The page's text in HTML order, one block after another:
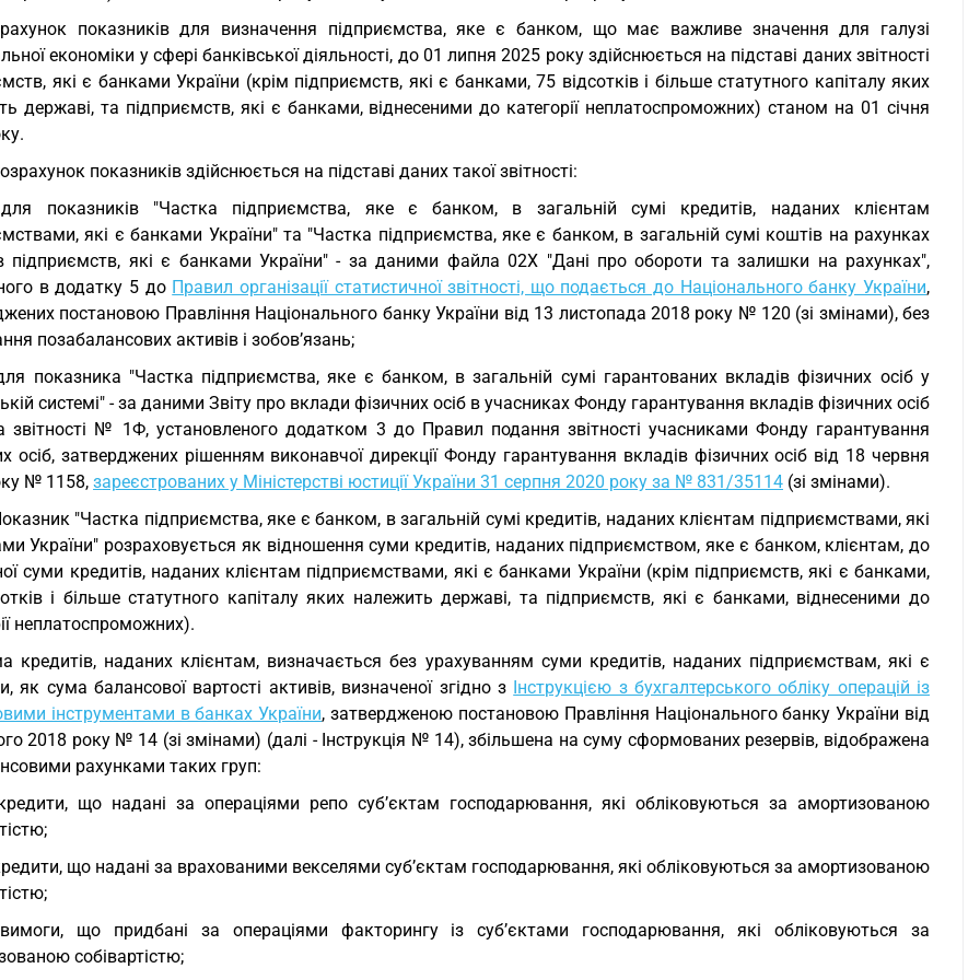
показників для визначення підприємства, яке є банком, що має важливе значення для галузі
економіки у сфері банківської діяльності, до 01 липня 2025 року здійснюється на підставі даних звітності
які є банками України (крім підприємств, які є банками, 75 відсотків і більше статутного капіталу яких
державі, та підприємств, які є банками, віднесеними до категорії неплатоспроможних) станом на 01 січня
показників здійснюється на підставі даних такої звітності:
показників "Частка підприємства, яке є банком, в загальній сумі кредитів, наданих клієнтам
які є банками України" та "Частка підприємства, яке є банком, в загальній сумі коштів на рахунках
підприємств, які є банками України" - за даними файла 02Х "Дані про обороти та залишки на рахунках",
в додатку 5 до Правил організації статистичної звітності, що подається до Національного банку України,
постановою Правління Національного банку України від 13 листопада 2018 року № 120 (зі змінами), без
позабалансових активів і зобов’язань;
показника "Частка підприємства, яке є банком, в загальній сумі гарантованих вкладів фізичних осіб у
системі" - за даними Звіту про вклади фізичних осіб в учасниках Фонду гарантування вкладів фізичних осіб
№ 1Ф, установленого додатком 3 до Правил подання звітності учасниками Фонду гарантування
осіб, затверджених рішенням виконавчої дирекції Фонду гарантування вкладів фізичних осіб від 18 червня
№ 1158, зареєстрованих у Міністерстві юстиції України 31 серпня 2020 року за № 831/35114 (зі змінами).
"Частка підприємства, яке є банком, в загальній сумі кредитів, наданих клієнтам підприємствами, які
України" розраховується як відношення суми кредитів, наданих підприємством, яке є банком, клієнтам, до
суми кредитів, наданих клієнтам підприємствами, які є банками України (крім підприємств, які є банками,
і більше статутного капіталу яких належить державі, та підприємств, які є банками, віднесеними до
неплатоспроможних).
кредитів, наданих клієнтам, визначається без урахуванням суми кредитів, наданих підприємствам, які є
як сума балансової вартості активів, визначеної згідно з Інструкцією з бухгалтерського обліку операцій із
інструментами в банках України, затвердженою постановою Правління Національного банку України від
2018 року № 14 (зі змінами) (далі - Інструкція № 14), збільшена на суму сформованих резервів, відображена
рахунками таких груп:
що надані за операціями репо суб’єктам господарювання, які обліковуються за амортизованою
що надані за врахованими векселями суб’єктам господарювання, які обліковуються за амортизованою
що придбані за операціями факторингу із суб’єктами господарювання, які обліковуються за
собівартістю;